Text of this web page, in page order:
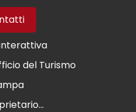
del Turismo